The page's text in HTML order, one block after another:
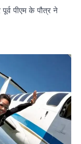
पीएम के पौत्र ने
ख़बरें